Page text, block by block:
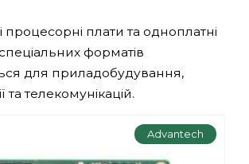
процесорні плати та одноплатні
форматів
для приладобудування,
та телекомунікацій.
Advantech